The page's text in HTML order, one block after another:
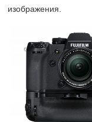
изображения.